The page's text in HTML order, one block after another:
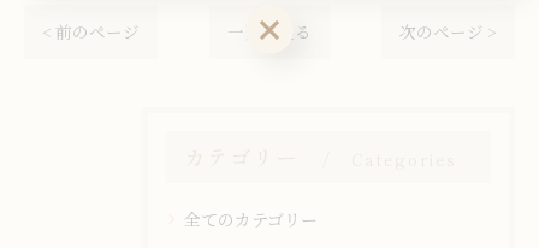
< 前のページ 一覧に戻る 次のページ >
全てのカテゴリー
お気軽にお問い合わせください